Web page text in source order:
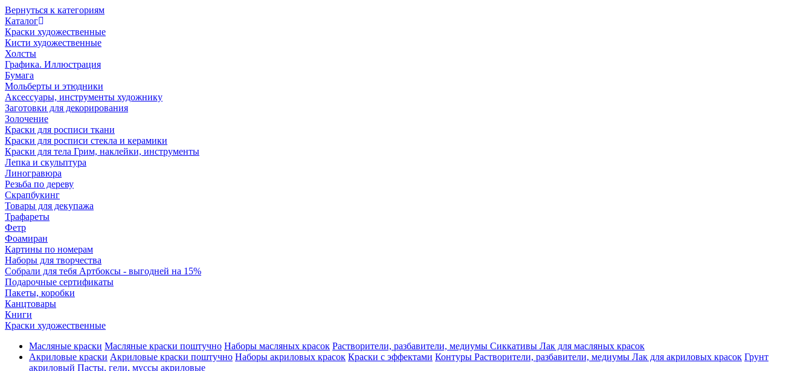
Вернуться к категориям
Каталог
Краски художественные
Кисти художественные
Холсты
Графика. Иллюстрация
Бумага
Мольберты и этюдники
Аксессуары, инструменты художнику
Заготовки для декорирования
Золочение
Краски для росписи ткани
Краски для росписи стекла и керамики
Краски для тела Грим, наклейки, инструменты
Лепка и скульптура
Линогравюра
Резьба по дереву
Скрапбукинг
Товары для декупажа
Трафареты
Фетр
Фоамиран
Картины по номерам
Наборы для творчества
Собрали для тебя Артбоксы - выгодней на 15%
Подарочные сертификаты
Пакеты, коробки
Канцтовары
Книги
Краски художественные
Масляные краски Масляные краски поштучно Наборы масляных красок Растворители, разбавители, медиумы Сиккативы Лак для масляных красок
Акриловые краски Акриловые краски поштучно Наборы акриловых красок Краски с эффектами Контуры Растворители, разбавители, медиумы Лак для акриловых красок Грунт
акриловый Пасты, гели, муссы акриловые